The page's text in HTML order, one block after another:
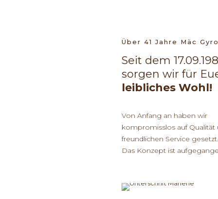
Über 41 Jahre Mäc
Seit dem
sorgen wir für
leibliches Wohl!
Von Anfang an haben wir
kompromisslos auf Qualität
freundlichen Service gesetzt.
Das Konzept ist